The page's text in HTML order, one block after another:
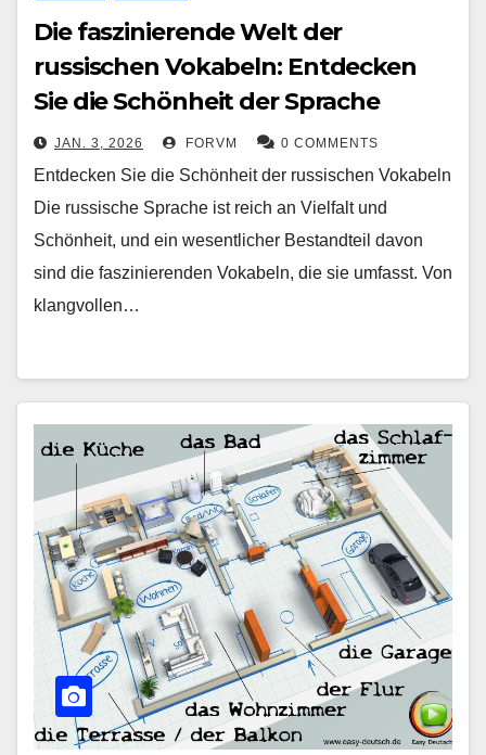
Die faszinierende Welt der
russischen Vokabeln: Entdecken
Sie die Schönheit der Sprache
JAN. 3, 2026 FORVM 0 COMMENTS
Entdecken Sie die Schönheit der russischen Vokabeln
Die russische Sprache ist reich an Vielfalt und
Schönheit, und ein wesentlicher Bestandteil davon
sind die faszinierenden Vokabeln, die sie umfasst. Von
klangvollen…